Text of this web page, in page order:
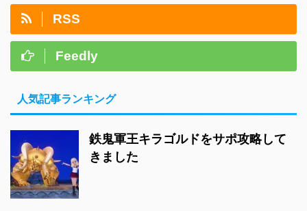
RSS
Feedly
人気記事ランキング
鉄鬼軍王キラゴルドをサポ攻略して
きました